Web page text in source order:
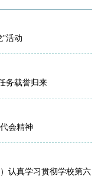
活动
务载誉归来
会精神
认真学习贯彻学校第六